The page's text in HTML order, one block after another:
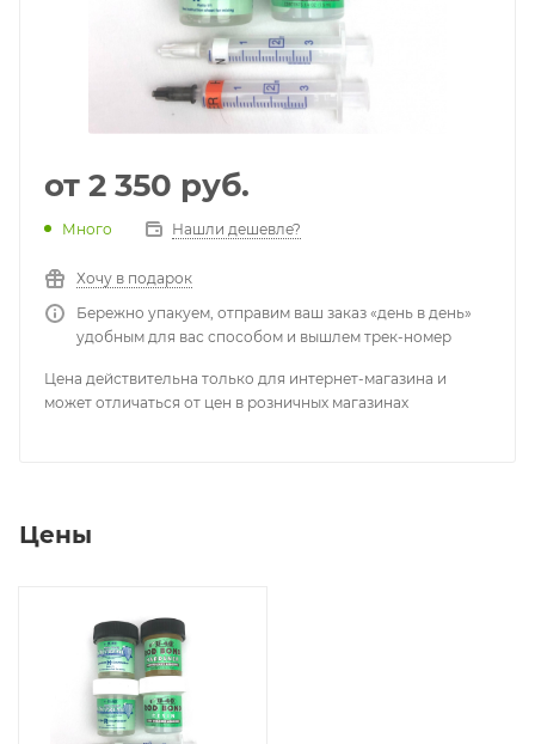
от 2 350 руб.
Много Нашли дешевле?
Хочу в подарок
Бережно упакуем, отправим ваш заказ «день в день»
удобным для вас способом и вышлем трек-номер
Цена действительна только для интернет-магазина и
может отличаться от цен в розничных магазинах
Цены